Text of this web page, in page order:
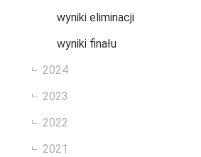
wyniki eliminacji
wyniki finału
2024
2023
2022
2021